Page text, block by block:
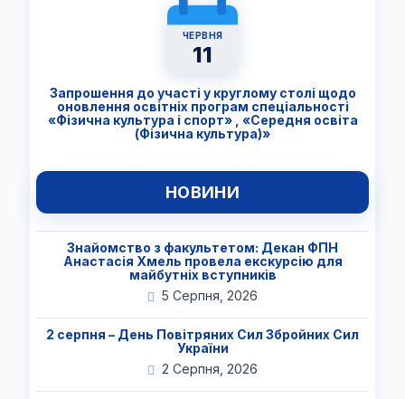
ЧЕРВНЯ
11
Запрошення до участі у круглому столі щодо
оновлення освітніх програм спеціальності
«Фізична культура і спорт» , «Середня освіта
(Фізична культура)»
НОВИНИ
Знайомство з факультетом: Декан ФПН
Анастасія Хмель провела екскурсію для
майбутніх вступників
5 Серпня, 2026
2 серпня – День Повітряних Сил Збройних Сил
України
2 Серпня, 2026